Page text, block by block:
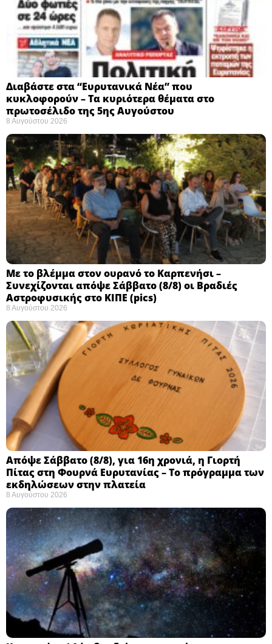
Διαβάστε στα “Ευρυτανικά Νέα” που
κυκλοφορούν – Τα κυριότερα θέματα στο
πρωτοσέλιδο της 5ης Αυγούστου
8 Αυγούστου 2026
Με το βλέμμα στον ουρανό το Καρπενήσι –
Συνεχίζονται απόψε Σάββατο (8/8) οι Βραδιές
Αστροφυσικής στο ΚΙΠΕ (pics)
8 Αυγούστου 2026
Απόψε Σάββατο (8/8), για 16η χρονιά, η Γιορτή
Πίτας στη Φουρνά Ευρυτανίας – Το πρόγραμμα των
εκδηλώσεων στην πλατεία
8 Αυγούστου 2026